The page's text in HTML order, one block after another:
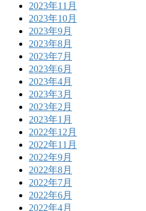
2023年11月
2023年10月
2023年9月
2023年8月
2023年7月
2023年6月
2023年4月
2023年3月
2023年2月
2023年1月
2022年12月
2022年11月
2022年9月
2022年8月
2022年7月
2022年6月
2022年4月